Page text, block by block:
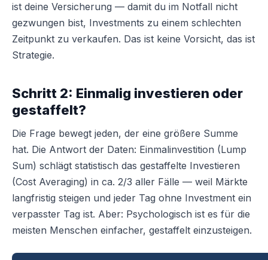
ist deine Versicherung — damit du im Notfall nicht
gezwungen bist, Investments zu einem schlechten
Zeitpunkt zu verkaufen. Das ist keine Vorsicht, das ist
Strategie.
Schritt 2: Einmalig investieren oder
gestaffelt?
Die Frage bewegt jeden, der eine größere Summe
hat. Die Antwort der Daten: Einmalinvestition (Lump
Sum) schlägt statistisch das gestaffelte Investieren
(Cost Averaging) in ca. 2/3 aller Fälle — weil Märkte
langfristig steigen und jeder Tag ohne Investment ein
verpasster Tag ist. Aber: Psychologisch ist es für die
meisten Menschen einfacher, gestaffelt einzusteigen.